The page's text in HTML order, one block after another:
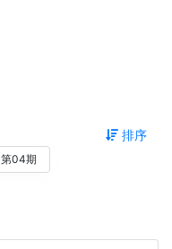
排序
第04期